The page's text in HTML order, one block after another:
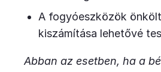
A fogyóeszközök
kiszámítása lehetővé
Abban az esetben, ha a